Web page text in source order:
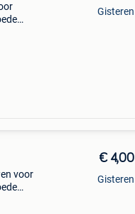
Gisteren
voor
€ 4,00
Gisteren